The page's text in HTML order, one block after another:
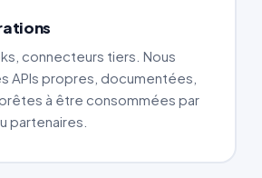
connecteurs tiers. Nous
APIs propres, documentées,
à être consommées par
partenaires.